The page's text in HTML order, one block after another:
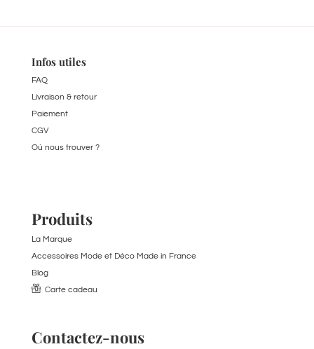
Infos utiles
FAQ
Livraison & retour
Paiement
CGV
Où nous trouver ?
Produits
La Marque
Accessoires Mode et Déco Made in France
Blog
Carte cadeau
Contactez-nous